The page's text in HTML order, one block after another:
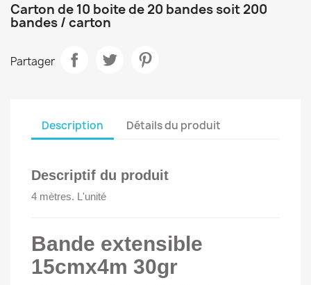
Carton de 10 boite de 20 bandes soit 200
bandes / carton
Partager
Description Détails du produit
Descriptif du produit
4 mètres. L'unité
Bande extensible
15cmx4m 30gr